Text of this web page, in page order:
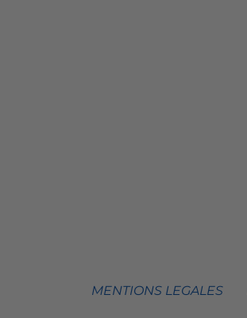
MENTIONS LEGALES